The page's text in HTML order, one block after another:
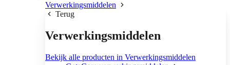
Verwerkingsmiddelen
Terug
Verwerkingsmiddelen
Bekijk alle producten in Verwerkingsmiddelen